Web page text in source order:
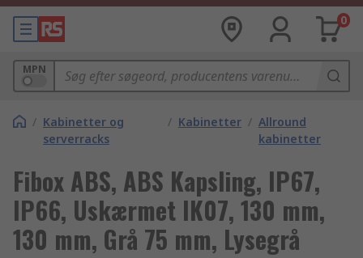
0
MPN
/ Kabinetter og
serverracks
/ Kabinetter / Allround
kabinetter
Fibox ABS, ABS Kapsling, IP67,
IP66, Uskærmet IK07, 130 mm,
130 mm, Grå 75 mm, Lysegrå